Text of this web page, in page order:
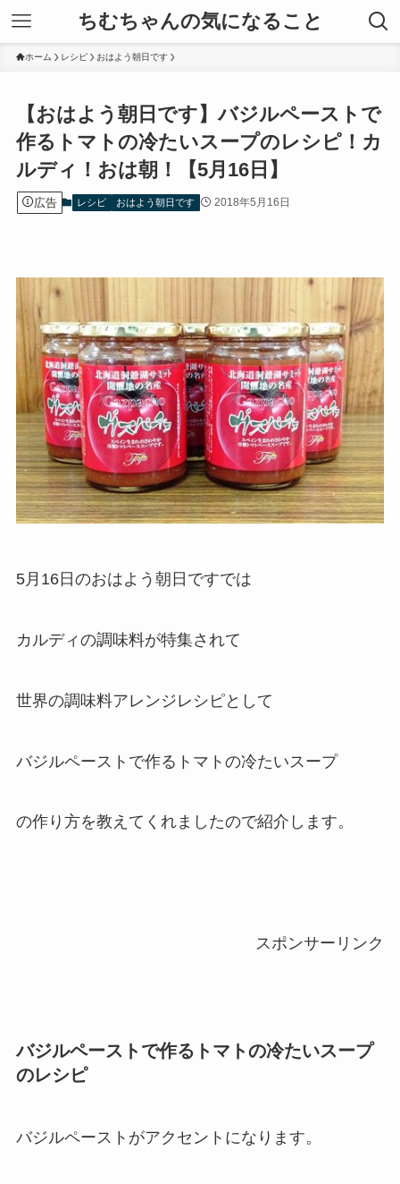
ちむちゃんの気になること
ホーム レシピ おはよう朝日です
【おはよう朝日です】バジルペーストで
作るトマトの冷たいスープのレシピ！カ
ルディ！おは朝！【5月16日】
広告 レシピ おはよう朝日です 2018年5月16日
5月16日のおはよう朝日ですでは
カルディの調味料が特集されて
世界の調味料アレンジレシピとして
バジルペーストで作るトマトの冷たいスープ
の作り方を教えてくれましたので紹介します。
スポンサーリンク
バジルペーストで作るトマトの冷たいスープ
のレシピ
バジルペーストがアクセントになります。